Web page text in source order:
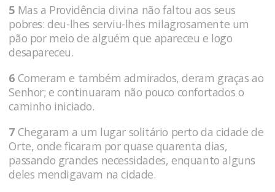
5 Mas a Providência divina não faltou aos seus
pobres: deu-lhes serviu-lhes milagrosamente um
pão por meio de alguém que apareceu e logo
desapareceu.
6 Comeram e também admirados, deram graças ao
Senhor; e continuaram não pouco confortados o
caminho iniciado.
7 Chegaram a um lugar solitário perto da cidade de
Orte, onde ficaram por quase quarenta dias,
passando grandes necessidades, enquanto alguns
deles men­digavam na cidade.